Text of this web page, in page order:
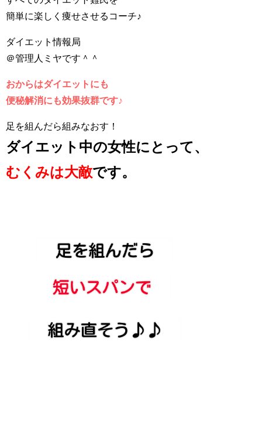
簡単に楽しく痩せさせるコーチ♪
ダイエット情報局
＠管理人ミヤです＾＾
おからはダイエットにも
便秘解消にも効果抜群です♪
足を組んだら組みなおす！
ダイエット中の女性にとって、
むくみは大敵です。